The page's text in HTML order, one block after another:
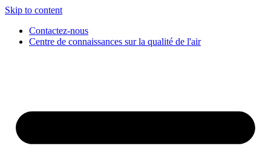
Skip to content
Contactez-nous
Centre de connaissances sur la qualité de l'air